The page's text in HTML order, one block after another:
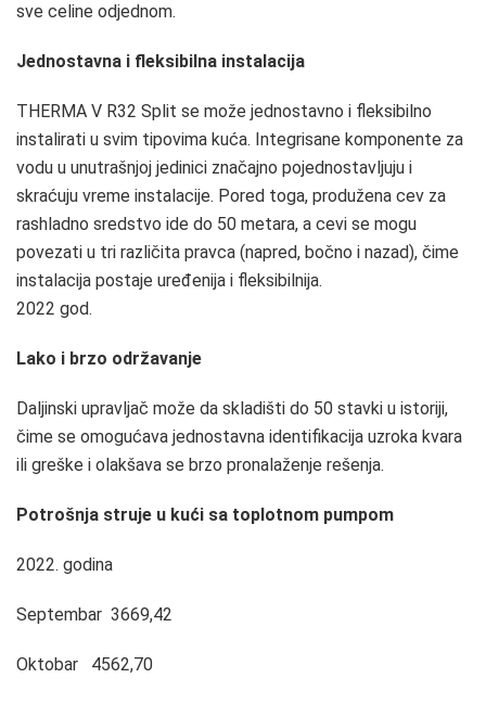
sve celine odjednom.
Jednostavna i fleksibilna instalacija
THERMA V R32 Split se može jednostavno i fleksibilno
instalirati u svim tipovima kuća. Integrisane komponente za
vodu u unutrašnjoj jedinici značajno pojednostavljuju i
skraćuju vreme instalacije. Pored toga, produžena cev za
rashladno sredstvo ide do 50 metara, a cevi se mogu
povezati u tri različita pravca (napred, bočno i nazad), čime
instalacija postaje uređenija i fleksibilnija.
2022 god.
Lako i brzo održavanje
Daljinski upravljač može da skladišti do 50 stavki u istoriji,
čime se omogućava jednostavna identifikacija uzroka kvara
ili greške i olakšava se brzo pronalaženje rešenja.
Potrošnja struje u kući sa toplotnom pumpom
2022. godina
Septembar 3669,42
Oktobar 4562,70